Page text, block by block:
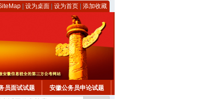
设为桌面 设为首页 添加收藏
员面试试题 安徽公务员申论试题